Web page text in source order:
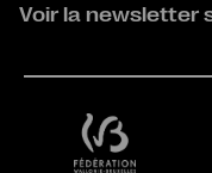
Voir la newsletter